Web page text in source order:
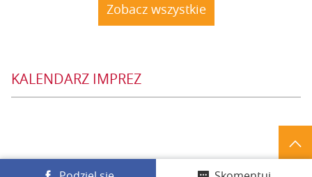
Zobacz wszystkie
KALENDARZ IMPREZ